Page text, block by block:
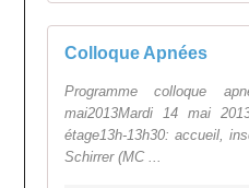
Colloque Apnées
Programme colloque
mai2013Mardi 14 mai
étage13h-13h30: accueil,
Schirrer (MC ...